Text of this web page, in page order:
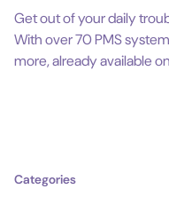
Get out of your daily
With over 70 PMS
more, already available
Categories